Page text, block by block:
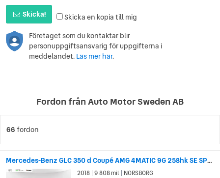
Skicka!
Skicka en kopia till mig
Företaget som du kontaktar blir
personuppgiftsansvarig för uppgifterna i
meddelandet. Läs mer här.
Fordon från Auto Motor Sweden AB
66 fordon
Mercedes-Benz GLC 350 d Coupé AMG 4MATIC 9G 258hk SE SPEC
2018 9 808 mil NORSBORG